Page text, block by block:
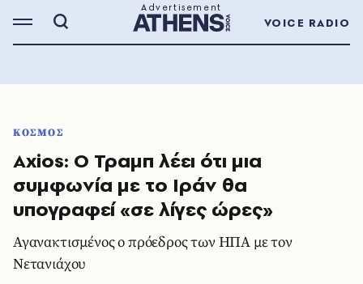
VOICE RADIO
ΚΟΣΜΟΣ
Axios: Ο Τραμπ λέει ότι μια
συμφωνία με το Ιράν θα
υπογραφεί «σε λίγες ώρες»
Αγανακτισμένος ο πρόεδρος των ΗΠΑ με τον
Νετανιάχου